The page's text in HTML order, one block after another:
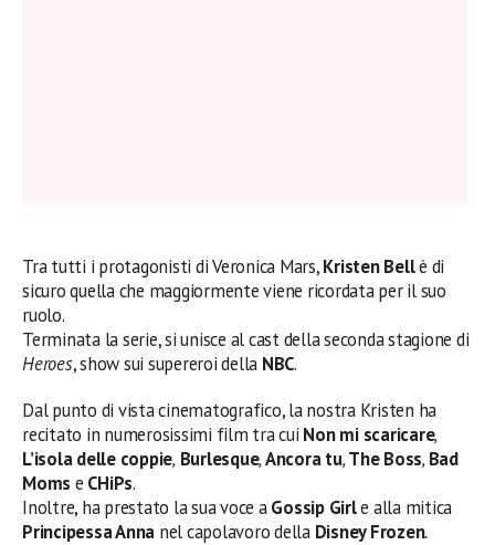
Tra tutti i protagonisti di Veronica Mars,Kristen Bellè di
sicuro quella che maggiormente viene ricordata per il suo
ruolo.
Terminata la serie, si unisce al cast della seconda stagione di
Heroes, show sui supereroi della NBC.
Dal punto di vista cinematografico, la nostra Kristen ha
recitato in numerosissimi film tra cui Non mi scaricare,
L’isola delle coppie, Burlesque,Ancora tu,The Boss,Bad
Moms e CHiPs.
Inoltre, ha prestato la sua voce aGossip Girle alla mitica
Principessa Anna nel capolavoro della Disney Frozen.